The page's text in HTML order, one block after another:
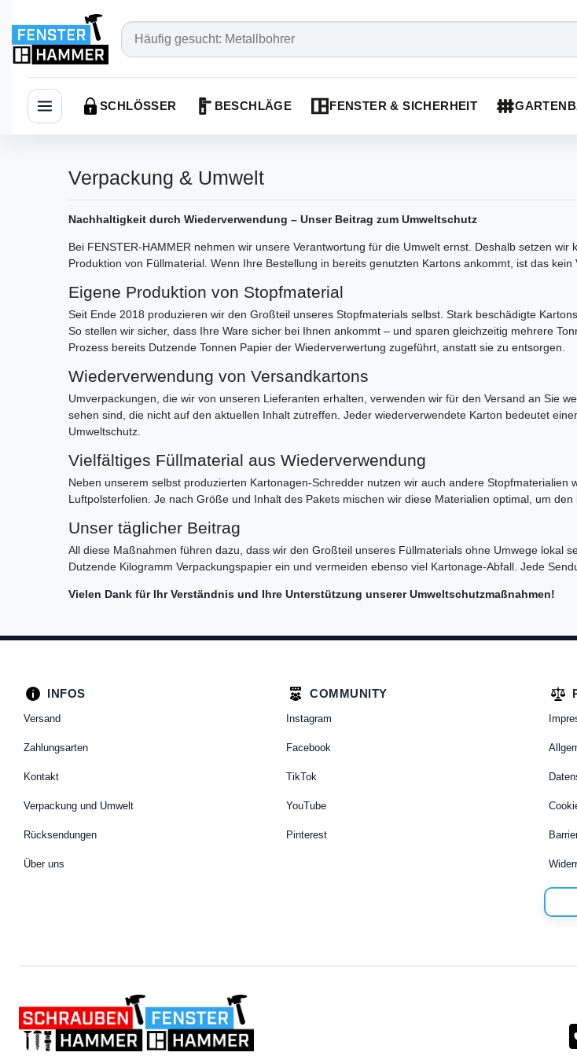
Navigation öffnen
SCHLÖSSER BESCHLÄGE FENSTER & SICHERHEIT
Verpackung & Umwelt
Nachhaltigkeit durch Wiederverwendung – Unser Beitrag zum Umweltschutz
Bei FENSTER-HAMMER nehmen wir unsere Verantwortung für die Umwelt ernst. Deshalb setzen
Produktion von Füllmaterial. Wenn Ihre Bestellung in bereits genutzten Kartons ankommt, ist das
Eigene Produktion von Stopfmaterial
Seit Ende 2018 produzieren wir den Großteil unseres Stopfmaterials selbst. Stark beschädigte
So stellen wir sicher, dass Ihre Ware sicher bei Ihnen ankommt – und sparen gleichzeitig mehrere
Prozess bereits Dutzende Tonnen Papier der Wiederverwertung zugeführt, anstatt sie zu entsorgen.
Wiederverwendung von Versandkartons
Umverpackungen, die wir von unseren Lieferanten erhalten, verwenden wir für den Versand an Sie
sehen sind, die nicht auf den aktuellen Inhalt zutreffen. Jeder wiederverwendete Karton bedeutet
Umweltschutz.
Vielfältiges Füllmaterial aus Wiederverwendung
Neben unserem selbst produzierten Kartonagen-Schredder nutzen wir auch andere
Luftpolsterfolien. Je nach Größe und Inhalt des Pakets mischen wir diese Materialien optimal, um
Unser täglicher Beitrag
All diese Maßnahmen führen dazu, dass wir den Großteil unseres Füllmaterials ohne Umwege lokal
Dutzende Kilogramm Verpackungspapier ein und vermeiden ebenso viel Kartonage-Abfall. Jede
Vielen Dank für Ihr Verständnis und Ihre Unterstützung unserer Umweltschutzmaßnahmen!
INFOS
Versand
Zahlungsarten
Kontakt
Verpackung und Umwelt
Rücksendungen
Über uns
COMMUNITY
Instagram
Facebook
TikTok
YouTube
Pinterest